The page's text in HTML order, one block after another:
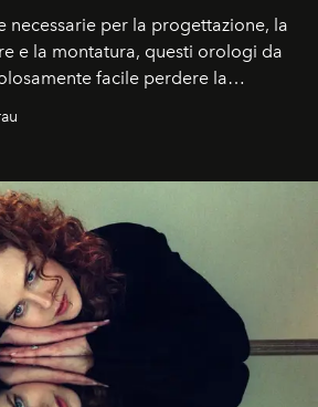
necessarie per la progettazione, la
e la montatura, questi orologi da
facile perdere la